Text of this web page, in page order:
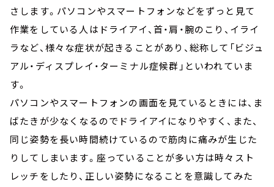
さします。パソコンやスマートフォンなどをずっと見て
作業をしている人はドライアイ、首・肩・腕のこり、イライ
ラなど、様々な症状が起きることがあり、総称して「ビジュ
アル・ディスプレイ・ターミナル症候群」といわれていま
す。
パソコンやスマートフォンの画面を見ているときには、ま
ばたきが少なくなるのでドライアイになりやすく、また、
同じ姿勢を長い時間続けているので筋肉に痛みが生じた
りしてしまいます。座っていることが多い方は時々スト
レッチをしたり、正しい姿勢になることを意識してみた